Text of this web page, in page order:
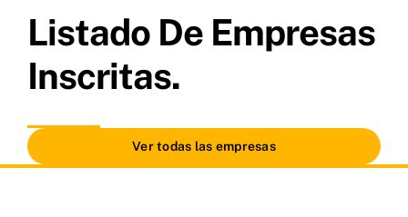
Listado De Empresas
Inscritas.
Ver todas las empresas